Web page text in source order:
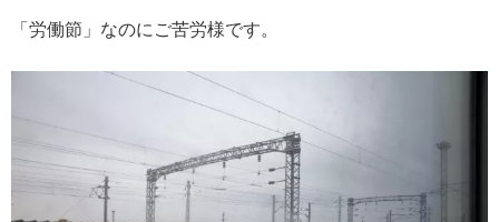
「労働節」なのにご苦労様です。